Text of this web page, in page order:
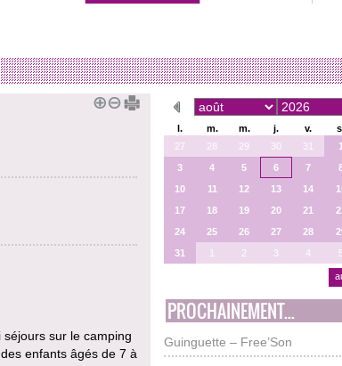
sur le camping
enfants âgés de 7 à
l. m. m. j. v.
27
28 29 30 31 1
3
4 5 6 7
10
11 12 13 14
17
18 19 20 21
24
25 26 27 28
31
1 2 3 4 5
PROCHAINEMENT...
Guinguette – Free’Son